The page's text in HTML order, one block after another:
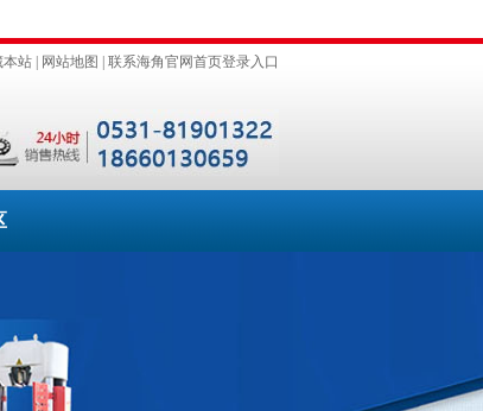
本站 网站地图 联系海角官网首页登录入口